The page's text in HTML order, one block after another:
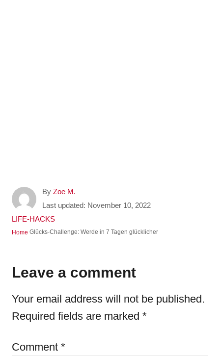
By A
u
o
Zoe M.
P
o
o
Last updated: November 10, 2022
C
a
o
i
s
LIFE-HACKS
Home Glücks-Challenge: Werde in 7 Tagen glücklicher
Leave a comment
Your email address will not be published.
Required fields are marked *
Comment *